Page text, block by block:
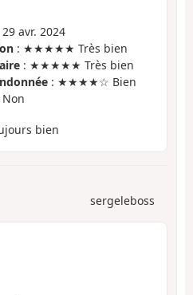
29 avr. 2024
: ★★★★★ Très bien
: ★★★★★ Très bien
: ★★★★☆ Bien
Non
bien
sergeleboss